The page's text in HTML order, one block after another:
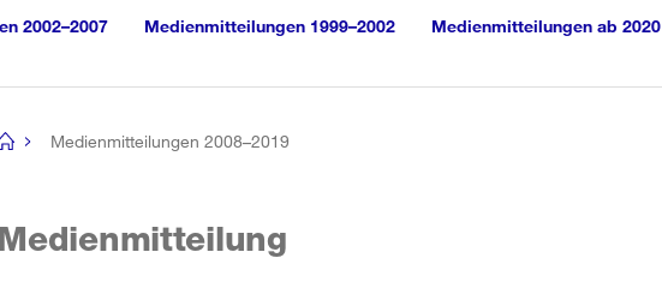
2002–2007 Medienmitteilungen 1999–2002 Medienmitteilungen ab 2020
Medienmitteilungen 2008–2019